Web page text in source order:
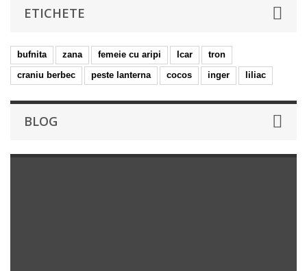
ETICHETE
bufnita zana femeie cu aripi Icar
tron
craniu berbec
peste lanterna cocos inger liliac
BLOG